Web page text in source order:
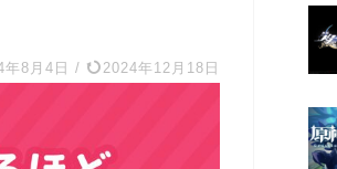
年8月4日 / 2024年12月18日